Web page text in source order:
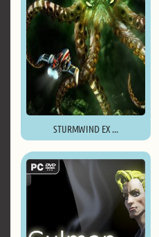
STURMWIND EX ...